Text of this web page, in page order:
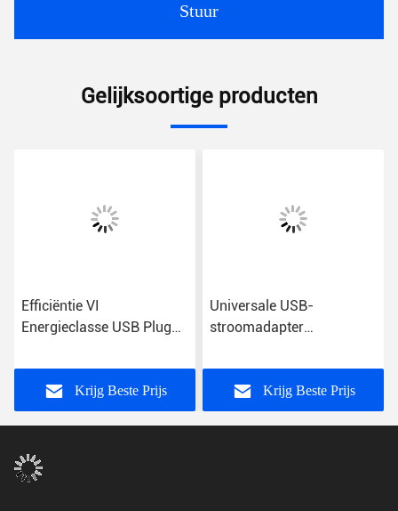
Stuur
Gelijksoortige producten
Efficiëntie VI
Energieclasse USB Plug
wisselstroominvoer voor
universeel gebruik
Krijg Beste Prijs
Universale USB-
stroomadapter
Krijg Beste Prijs